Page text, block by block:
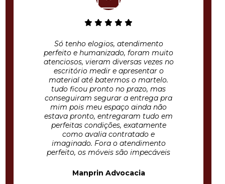
Só tenho elogios, atendimento
perfeito e humanizado, foram muito
atenciosos, vieram diversas vezes no
escritório medir e apresentar o
material até batermos o martelo.
tudo ficou pronto no prazo, mas
conseguiram segurar a entrega pra
mim pois meu espaço ainda não
estava pronto, entregaram tudo em
perfeitas condições, exatamente
como avalia contratado e
imaginado. Fora o atendimento
perfeito, os móveis são impecáveis
Manprin Advocacia